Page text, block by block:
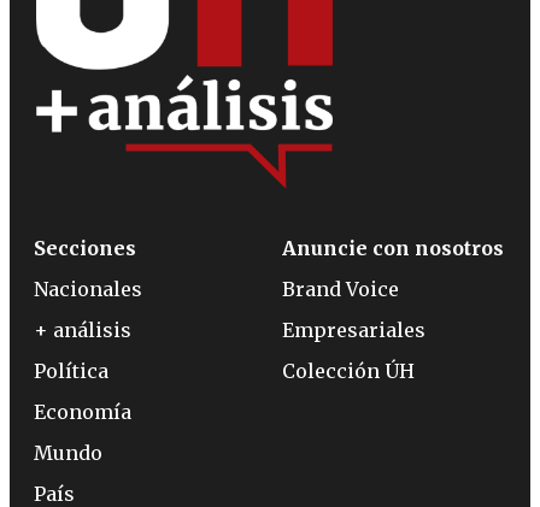
Secciones
Nacionales
+ análisis
Política
Economía
Mundo
País
Anuncie con nosotros
Brand Voice
Empresariales
Colección ÚH